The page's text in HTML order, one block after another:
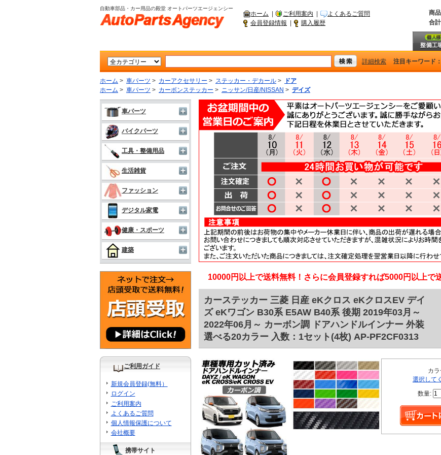
自動車部品・カー用品の殿堂 オートパーツエージェンシー
ホーム ご利用案内
よくあるご質問
会員登録情報
購入履歴
商
合
詳細検索 注目キーワード：
ホーム > 車パーツ > カーアクセサリー > ステッカー・デカール >
ドア
ホーム > 車パーツ > カーボンステッカー > ニッサン/日産/NISSAN > デイズ
車パーツ
バイクパーツ
工具・整備用品
生活雑貨
ファッション
デジタル家電
健康・スポーツ
建築
ご利用ガイド
新規会員登録(無料）
ログイン
ご利用案内
よくあるご質問
個人情報保護について
会社概要
携帯サイト
10000円以上で送料無料！さらに会員登録すれば5000円以上で
カーステッカー 三菱 日産 eKクロス eKクロスEV デイ
ズ eKワゴン B30系 E5AW B40系 後期 2019年03月～
2022年06月～ カーボン調 ドアハンドルインナー 外装
選べる20カラー 入数：1セット(4枚) AP-PF2CF0313
カラ
選択して
数量: